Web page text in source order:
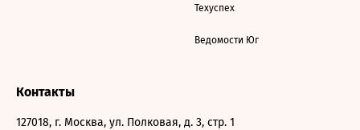
Техуспех
Ведомости Юг
Контакты
127018, г. Москва, ул. Полковая, д. 3, стр. 1